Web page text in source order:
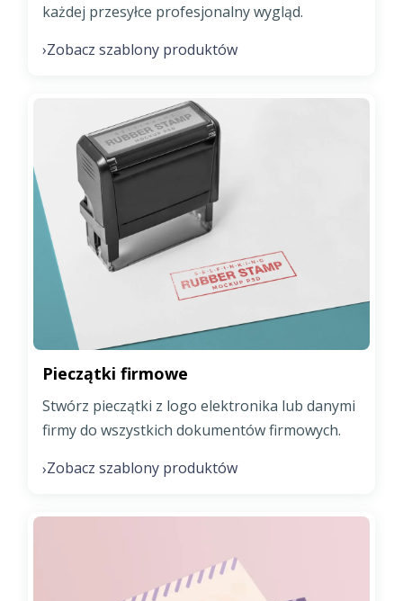
każdej przesyłce profesjonalny wygląd.
›Zobacz szablony produktów
Pieczątki firmowe
Stwórz pieczątki z logo elektronika lub danymi
firmy do wszystkich dokumentów firmowych.
›Zobacz szablony produktów